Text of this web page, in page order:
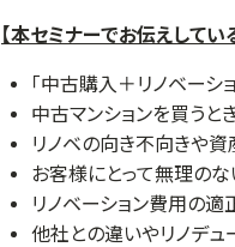
【本セミナーでお伝えしてい
「中古購入＋リノベーシ
中古マンションを買う
リノベの向き不向きや
お客様にとって無理の
リノベーション費用の
他社との違いやリノデュ